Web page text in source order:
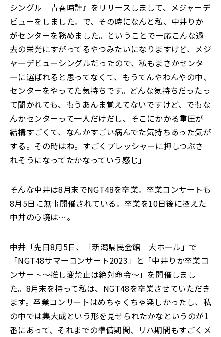
シングル『青春時計』をリリースしまして、メジャーデ
ビューをしました。で、その時になんと私、中井りか
がセンターを務めました。ということで一応こんな過
去の栄光にすがってるやつみたいになりますけど、メジ
ャーデビューシングルだったので、私もまさかセンタ
ーに選ばれると思ってなくて、もうてんやわんやの中、
センターをやってた気持ちです。どんな気持ちだったっ
て聞かれても、もうあんま覚えてないですけど、でもな
んかセンターって一人だけだし、そこにかかる重圧が
結構すごくて、なんかすごい病んでた気持ちあった気が
する。その時はね。すごくプレッシャーに押しつぶさ
れそうになってたかなっていう感じ」
そんな中井は8月末でNGT48を卒業。卒業コンサートも
8月5日に無事開催されている。卒業を10日後に控えた
中井の心境は…。
中井 「先日8月5日、「新潟県民会館 大ホール」で
「NGT48サマーコンサート2023」と「中井りか卒業コ
ンサート〜推し変禁止は絶対命令〜」を開催しまし
た。8月末を持って私は、NGT48を卒業させていただき
ます。卒業コンサートはめちゃくちゃ楽しかったし、私
の中では集大成という形を見せられたかなというのが1
番にあって、それまでの準備期間、リハ期間もすごくメ